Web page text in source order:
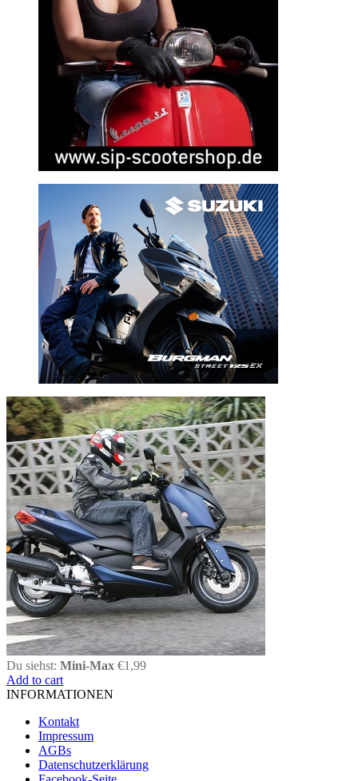
Du siehst: Mini-Max €1,99
Add to cart
INFORMATIONEN
Kontakt
Impressum
AGBs
Datenschutzerklärung